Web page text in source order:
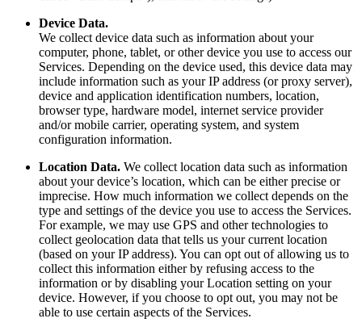
Device Data.
We collect device data such as information about your
computer, phone, tablet, or other device you use to access our
Services. Depending on the device used, this device data may
include information such as your IP address (or proxy server),
device and application identification numbers, location,
browser type, hardware model, internet service provider
and/or mobile carrier, operating system, and system
configuration information.
Location Data. We collect location data such as information
about your device’s location, which can be either precise or
imprecise. How much information we collect depends on the
type and settings of the device you use to access the Services.
For example, we may use GPS and other technologies to
collect geolocation data that tells us your current location
(based on your IP address). You can opt out of allowing us to
collect this information either by refusing access to the
information or by disabling your Location setting on your
device. However, if you choose to opt out, you may not be
able to use certain aspects of the Services.